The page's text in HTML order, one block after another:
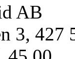
AB
3,